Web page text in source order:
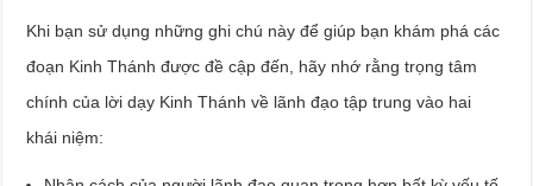
Khi bạn sử dụng những ghi chú này để giúp bạn khám phá các
đoạn Kinh Thánh được đề cập đến, hãy nhớ rằng trọng tâm
chính của lời dạy Kinh Thánh về lãnh đạo tập trung vào hai
khái niệm: